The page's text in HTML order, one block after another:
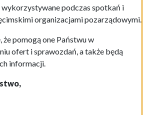
wykorzystywane podczas spotkań i
organizacjami pozarządowymi.
że pomogą one Państwu w
ofert i sprawozdań, a także będą
informacji.